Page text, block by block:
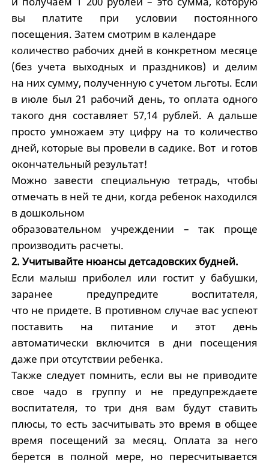
вы платите при условии постоянного
посещения. Затем смотрим в календаре
количество рабочих дней в конкретном месяце
(без учета выходных и праздников) и делим
на них сумму, полученную с учетом льготы. Если
в июле был 21 рабочий день, то оплата одного
такого дня составляет 57,14 рублей. А дальше
просто умножаем эту цифру на то количество
дней, которые вы провели в садике. Вот и готов
окончательный результат!
Можно завести специальную тетрадь, чтобы
отмечать в ней те дни, когда ребенок находился
в дошкольном
образовательном учреждении – так проще
производить расчеты.
2. Учитывайте нюансы детсадовских будней.
Если малыш приболел или гостит у бабушки,
заранее предупредите воспитателя,
что не придете. В противном случае вас успеют
поставить на питание и этот день
автоматически включится в дни посещения
даже при отсутствии ребенка.
Также следует помнить, если вы не приводите
свое чадо в группу и не предупреждаете
воспитателя, то три дня вам будут ставить
плюсы, то есть засчитывать это время в общее
время посещений за месяц. Оплата за него
берется в полной мере, но пересчитывается